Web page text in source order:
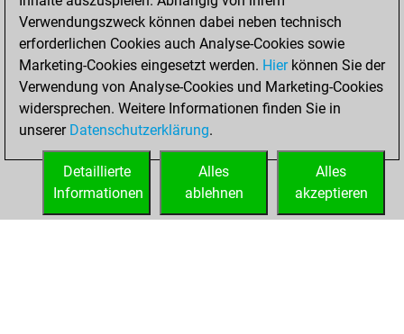
#29935 in Studies
solving
Studies
Freitag, Juni 7,
2024
You created
your Studies account
Studies
Verwendungszweck können dabei neben technisch
erforderlichen Cookies auch Analyse-Cookies sowie
Marketing-Cookies eingesetzt werden. Hierkönnen Sie der
Verwendung von Analyse-Cookies und Marketing-Cookies
widersprechen. Weitere Informationen finden Sie in
unserer Datenschutzerklärung.
Alles
akzeptieren
Alles
ablehnen
Detaillierte
Informationen